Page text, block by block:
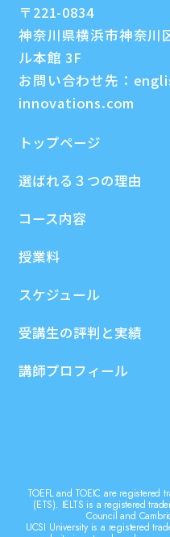
〒221-0834
神奈川県横浜市神奈川
ル本館 3F
お問い合わせ先：
innovations.com
トップページ
選ばれる３つの理由
コース内容
授業料
スケジュール
受講生の評判と実績
講師プロフィール
TOEFL and TOEIC are registered
(ETS). IELTS is a registered
Council and
UCSI University is a registered